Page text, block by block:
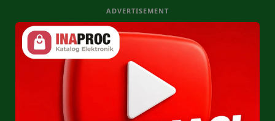
ADVERTISEMENT